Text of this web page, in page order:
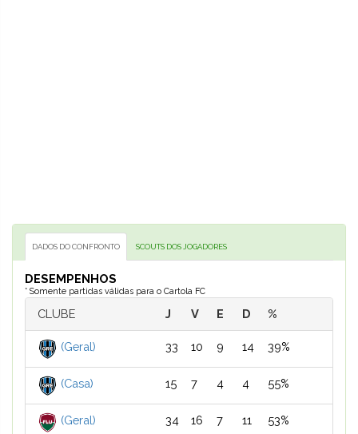
DADOS DO CONFRONTO SCOUTS DOS JOGADORES
DESEMPENHOS
* Somente partidas válidas para o Cartola FC
CLUBE J V E D %
(Geral) 33 10 9 14 39%
(Casa) 15 7 4 4 55%
(Geral) 34 16 7 11 53%